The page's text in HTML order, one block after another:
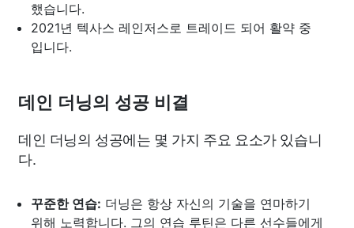
했습니다.
2021년 텍사스 레인저스로 트레이드 되어 활약 중
입니다.
데인 더닝의 성공 비결
데인 더닝의 성공에는 몇 가지 주요 요소가 있습니
다.
꾸준한 연습: 더닝은 항상 자신의 기술을 연마하기
위해 노력합니다. 그의 연습 루틴은 다른 선수들에게